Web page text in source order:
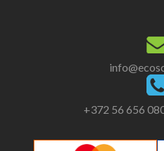
+372 56 656